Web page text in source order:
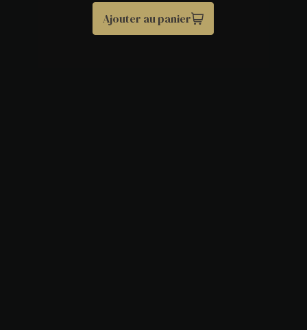
Ajouter au panier